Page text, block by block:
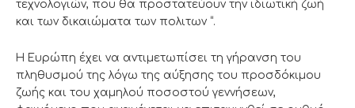
τεχνολογιών, που θα προστατεύουν την ιδιωτική ζωή
και των δικαιώματα των πολιτων “.
Η Ευρώπη έχει να αντιμετωπίσει τη γήρανση του
πληθυσμού της λόγω της αύξησης του προσδόκιμου
ζωής και του χαμηλού ποσοστού γεννήσεων,